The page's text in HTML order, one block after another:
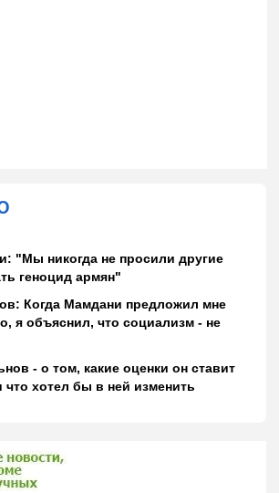
"Мы никогда не просили другие
геноцид армян"
Когда Мамдани предложил мне
я объяснил, что социализм - не
- о том, какие оценки он ставит
что хотел бы в ней изменить